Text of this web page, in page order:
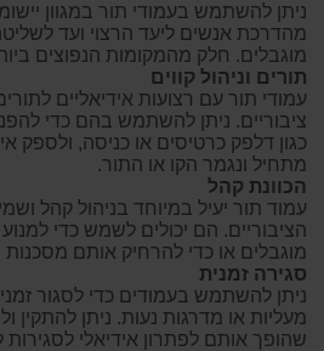
ניתן להשתמש בעמודי תור במגוון
מהדרכת אנשים ליעד הרצוי ועד
מוגבלים. חלק מהמקומות הנפוצים
תורים וניהול קווים
עמודי תור עם רצועות אידיאליים
ציבוריים. ניתן להשתמש בהם כדי
כגון דלפק כרטיסים או כניסה, ולספק
מתחיל ונגמר הקו או התור.
הכוונת קהל
עמוד תור יעיל במיוחד בניהול קהל
הציבוריים. הם יכולים לשמש כדי
מוגבלים או כדי להרחיק אותם מסכנות
סגירה זמנית
ניתן להשתמש בעמודים כדי לסגור
מעליות או מדרגות נעות. ניתן להתקין
שהופך אותם לפתרון אידיאלי לסגירות